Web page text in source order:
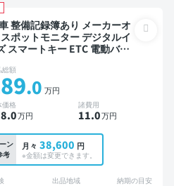
ポットモニター デジタルイ
スマートキー ETC 電動バッ
総額
.0 万円
価格
.0万円
諸費用
11.0万円
ン
考
月々 38,600 円
※金額は変更できます。
出品地域 納期の目安